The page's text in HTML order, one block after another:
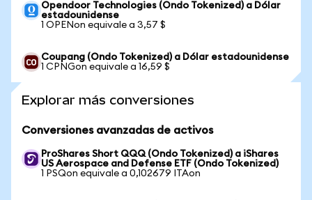
Opendoor Technologies (Ondo Tokenized) a Dólar
estadounidense
1 OPENon equivale a 3,57 $
Coupang (Ondo Tokenized) a Dólar estadounidense
1 CPNGon equivale a 16,59 $
Explorar más conversiones
Conversiones avanzadas de activos
ProShares Short QQQ (Ondo Tokenized) a iShares
US Aerospace and Defense ETF (Ondo Tokenized)
1 PSQon equivale a 0,102679 ITAon